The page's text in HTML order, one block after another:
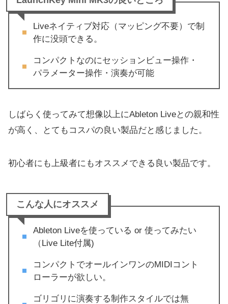
Liveネイティブ対応（マッピング不要）で制
作に没頭できる。
コンパクトなのにセッションビュー操作・
パラメーター操作・演奏が可能
しばらく使ってみて想像以上にAbleton Liveとの親和性
が高く、とてもコスパの良い製品だと感じました。
初心者にも上級者にもオススメできる良い製品です。
こんな人にオススメ
Ableton Liveを使っている or 使ってみたい
（Live Lite付属)
コンパクトでオールインワンのMIDIコント
ローラーが欲しい。
ゴリゴリに演奏する制作スタイルでは無